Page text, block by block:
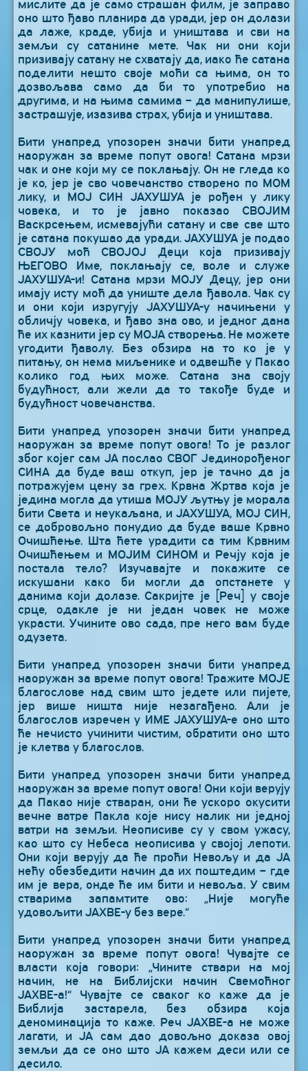
мислите да је само страшан филм, је заправо
оно што ђаво планира да уради, јер он долази
да лаже, краде, убија и уништава и сви на
земљи су сатанине мете. Чак ни они који
призивају сатану не схватају да, иако ће сатана
поделити нешто своје моћи са њима, он то
дозвољава само да би то употребио на
другима, и на њима самима – да манипулише,
застрашује, изазива страх, убија и уништава.
Бити унапред упозорен значи бити унапред
наоружан за време попут овога! Сатана мрзи
чак и оне који му се поклањају. Он не гледа ко
је ко, јер је сво човечанство створено по МОМ
лику, и МОЈ СИН ЈАХУШУА је рођен у лику
човека, и то је јавно показао СВОЈИМ
Васкрсењем, исмевајући сатану и све све што
је сатана покушао да уради. ЈАХУШУА је подао
СВОЈУ моћ СВОЈОЈ Деци која призивају
ЊЕГОВО Име, поклањају се, воле и служе
ЈАХУШУА-и! Сатана мрзи МОЈУ Децу, јер они
имају исту моћ да униште дела ђавола. Чак су
и они који изругују ЈАХУШУА-у начињени у
обличју човека, и ђаво зна ово, и једног дана
ће их казнити јер су МОЈА створења. Не можете
угодити ђаволу. Без обзира на то ко је у
питању, он нема миљенике и одвешће у Пакао
колико год њих може. Сатана зна своју
будућност, али жели да то такође буде и
будућност човечанства.
Бити унапред упозорен значи бити унапред
наоружан за време попут овога! То је разлог
због којег сам ЈА послао СВОГ Јединорођеног
СИНА да буде ваш откуп, јер је тачно да ја
потражујем цену за грех. Крвна Жртва која је
једина могла да утиша МОЈУ љутњу је морала
бити Света и неукаљана, и ЈАХУШУА, МОЈ СИН,
се добровољно понудио да буде ваше Крвно
Очишћење. Шта ћете урадити са тим Крвним
Очишћењем и МОЈИМ СИНОМ и Речју која је
постала тело? Изучавајте и покажите се
искушани како би могли да опстанете у
данима који долазе. Сакријте је [Реч] у своје
срце, одакле је ни један човек не може
украсти. Учините ово сада, пре него вам буде
одузета.
Бити унапред упозорен значи бити унапред
наоружан за време попут овога! Тражите МОЈЕ
благослове над свим што једете или пијете,
јер више ништа није незагађено. Али је
благослов изречен у ИМЕ ЈАХУШУА-е оно што
ће нечисто учинити чистим, обратити оно што
је клетва у благослов.
Бити унапред упозорен значи бити унапред
наоружан за време попут овога! Они који верују
да Пакао није стваран, они ће ускоро окусити
вечне ватре Пакла које нису налик ни једној
ватри на земљи. Неописиве су у свом ужасу,
као што су Небеса неописива у својој лепоти.
Они који верују да ће проћи Невољу и да ЈА
нећу обезбедити начин да их поштедим – где
им је вера, онде ће им бити и невоља. У свим
стварима запамтите ово: „Није могуће
удовољити ЈАХВЕ-у без вере.“
Бити унапред упозорен значи бити унапред
наоружан за време попут овога! Чувајте се
власти која говори: „Чините ствари на мој
начин, не на Библијски начин Свемоћног
ЈАХВЕ-а!“ Чувајте се сваког ко каже да је
Библија застарела, без обзира која
деноминација то каже. Реч ЈАХВЕ-а не може
лагати, и ЈА сам дао довољно доказа овој
земљи да се оно што ЈА кажем деси или се
десило.